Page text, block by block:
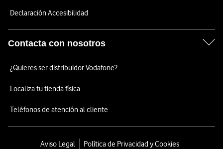
Declaración Accesibilidad
Contacta con nosotros
¿Quieres ser distribuidor Vodafone?
Localiza tu tienda física
Teléfonos de atención al cliente
Aviso Legal
Política de Privacidad y Cookies